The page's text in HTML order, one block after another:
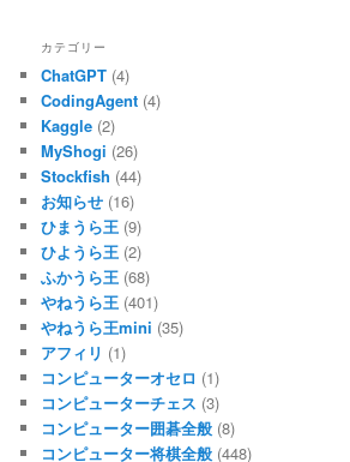
カテゴリー
ChatGPT (4)
CodingAgent (4)
Kaggle (2)
MyShogi (26)
Stockfish (44)
お知らせ (16)
ひまうら王 (9)
ひようら王 (2)
ふかうら王 (68)
やねうら王 (401)
やねうら王mini (35)
アフィリ (1)
コンピューターオセロ (1)
コンピューターチェス (3)
コンピューター囲碁全般 (8)
コンピューター将棋全般 (448)